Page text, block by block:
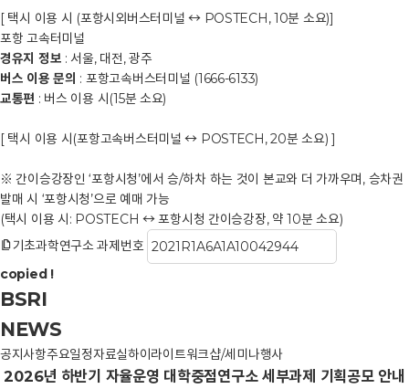
[ 택시 이용 시 (포항시외버스터미널 ↔ POSTECH, 10분 소요)]
포항 고속터미널
경유지 정보 : 서울, 대전, 광주
버스 이용 문의 : 포항고속버스터미널 (1666-6133)
교통편 : 버스 이용 시(15분 소요)
[ 택시 이용 시(포항고속버스터미널 ↔ POSTECH, 20분 소요) ]
※ 간이승강장인 ‘포항시청’에서 승/하차 하는 것이 본교와 더 가까우며, 승차권
발매 시 ‘포항시청’으로 예매 가능
(택시 이용 시: POSTECH ↔ 포항시청 간이승강장, 약 10분 소요)
기초과학연구소 과제번호
copied !
BSRI
NEWS
공지사항주요일정자료실하이라이트워크샵/세미나행사
2026년 하반기 자율운영 대학중점연구소 세부과제 기획공모 안내